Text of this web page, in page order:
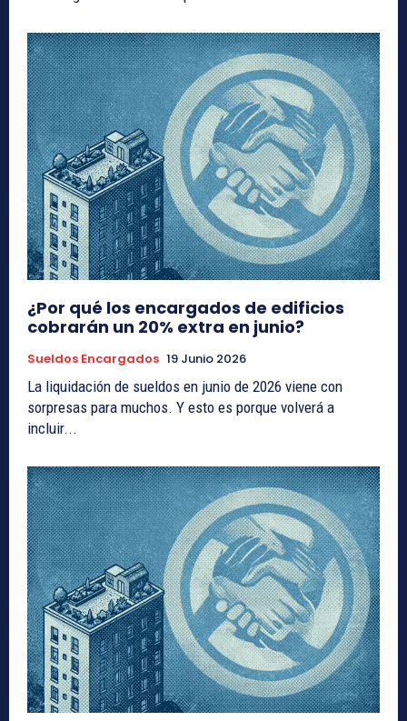
¿Por qué los encargados de edificios
cobrarán un 20% extra en junio?
Sueldos Encargados 19 Junio 2026
La liquidación de sueldos en junio de 2026 viene con
sorpresas para muchos. Y esto es porque volverá a
incluir...